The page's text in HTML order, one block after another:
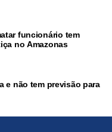
funcionário tem
no Amazonas
e não tem previsão para